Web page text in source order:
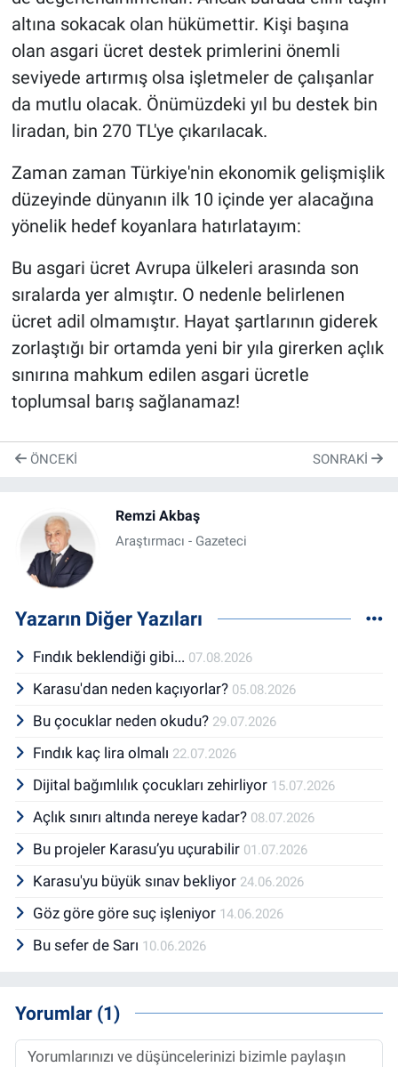
altına sokacak olan hükümettir. Kişi başına
olan asgari ücret destek primlerini önemli
seviyede artırmış olsa işletmeler de çalışanlar
da mutlu olacak. Önümüzdeki yıl bu destek bin
liradan, bin 270 TL'ye çıkarılacak.
Zaman zaman Türkiye'nin ekonomik gelişmişlik
düzeyinde dünyanın ilk 10 içinde yer alacağına
yönelik hedef koyanlara hatırlatayım:
Bu asgari ücret Avrupa ülkeleri arasında son
sıralarda yer almıştır. O nedenle belirlenen
ücret adil olmamıştır. Hayat şartlarının giderek
zorlaştığı bir ortamda yeni bir yıla girerken açlık
sınırına mahkum edilen asgari ücretle
toplumsal barış sağlanamaz!
ÖNCEKI SONRAKI
Remzi Akbaş
Araştırmacı - Gazeteci
Yazarın Diğer Yazıları
Fındık beklendiği gibi... 07.08.2026
Karasu'dan neden kaçıyorlar? 05.08.2026
Bu çocuklar neden okudu? 29.07.2026
Fındık kaç lira olmalı 22.07.2026
Dijital bağımlılık çocukları zehirliyor 15.07.2026
Açlık sınırı altında nereye kadar? 08.07.2026
Bu projeler Karasu’yu uçurabilir 01.07.2026
Karasu'yu büyük sınav bekliyor 24.06.2026
Göz göre göre suç işleniyor 14.06.2026
Bu sefer de Sarı 10.06.2026
Yorumlar (1)